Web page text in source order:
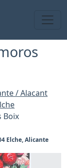
/ Alacant
Boix
Elche, Alicante